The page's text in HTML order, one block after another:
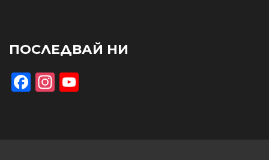
ПОСЛЕДВАЙ НИ
Facebook
Instagram